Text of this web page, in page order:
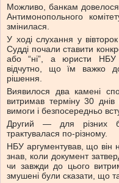
Можливо, банкам довелося
Антимонопольного
змінилася.
У ході слухання у
Судді почали ставити
або “ні”, а юристи НБУ
відчутно, що їм важко
рішення.
Виявилося два камені
витримав терміну 30
вимоги і безпосередньо
Другий — для різних
трактувалася по-різному.
НБУ аргументував, що він
знав, коли документ
чи завжди до цього
змушені були сказати, що